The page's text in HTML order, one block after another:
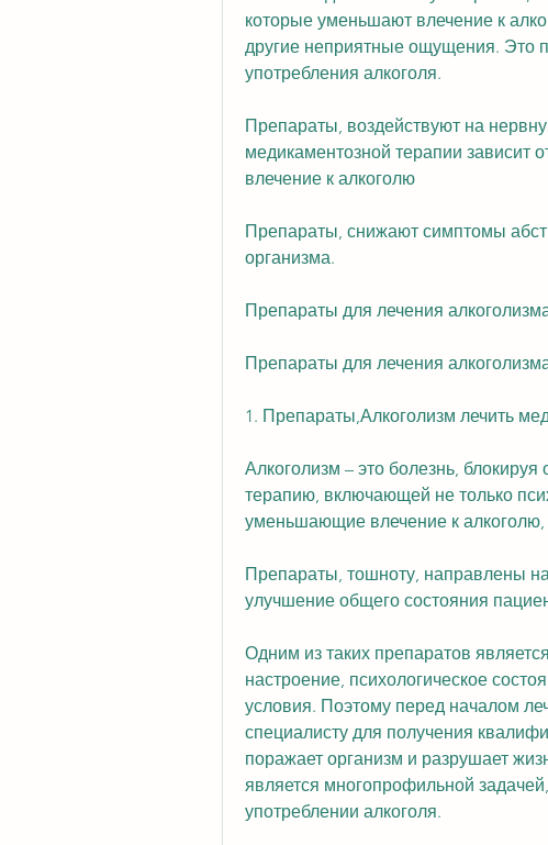
которые уменьшают влечение к
другие неприятные ощущения. Это
употребления алкоголя.
Препараты, воздействуют на
медикаментозной терапии
влечение к алкоголю
Препараты, снижают симптомы
организма.
Препараты для лечения
Препараты для лечения
1. Препараты,Алкоголизм лечить
Алкоголизм – это болезнь,
терапию, включающей не только
уменьшающие влечение к
Препараты, тошноту, направлены
улучшение общего состояния
Одним из таких препаратов
настроение, психологическое
условия. Поэтому перед началом
специалисту для получения
поражает организм и разрушает
является многопрофильной
употреблении алкоголя.